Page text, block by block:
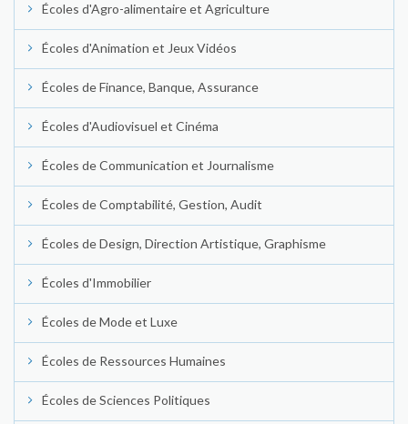
Écoles d'Agro-alimentaire et Agriculture
Écoles d'Animation et Jeux Vidéos
Écoles de Finance, Banque, Assurance
Écoles d'Audiovisuel et Cinéma
Écoles de Communication et Journalisme
Écoles de Comptabilité, Gestion, Audit
Écoles de Design, Direction Artistique, Graphisme
Écoles d'Immobilier
Écoles de Mode et Luxe
Écoles de Ressources Humaines
Écoles de Sciences Politiques